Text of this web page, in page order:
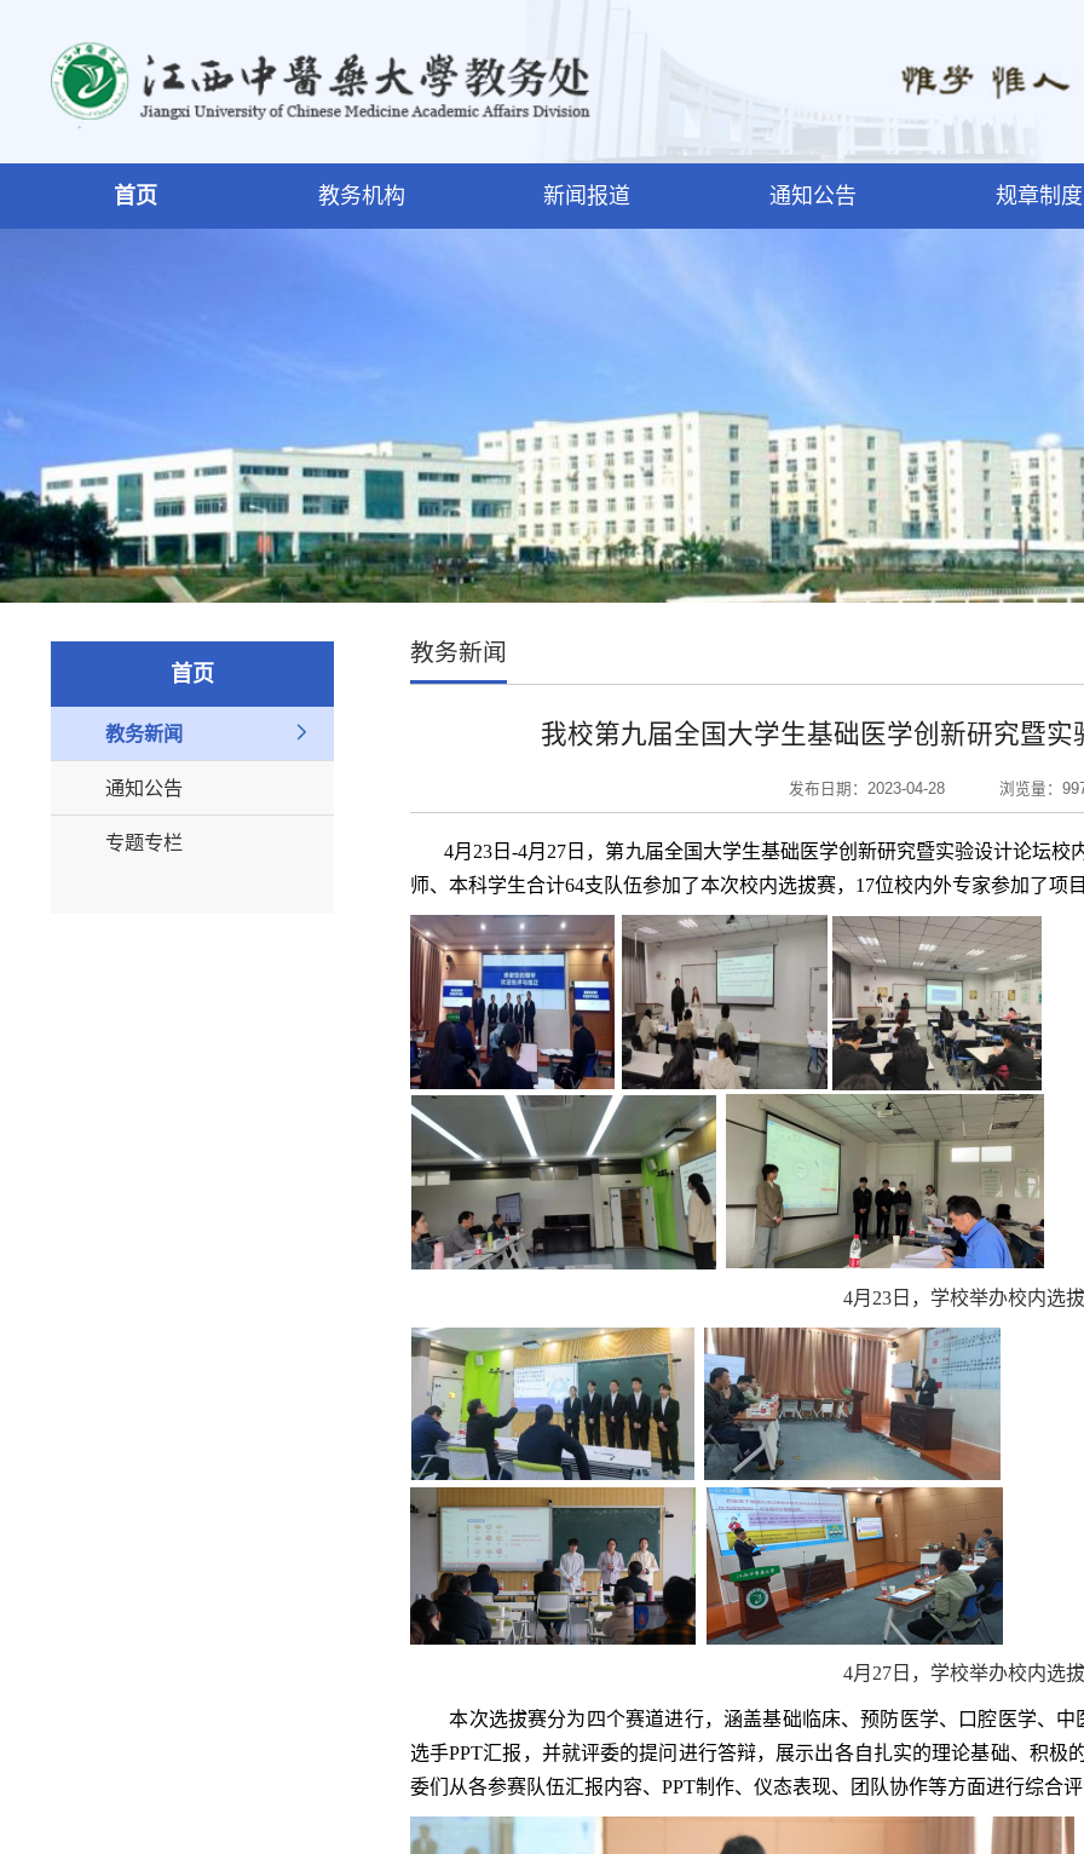
首页 教务机构 新闻报道 通知公告 规章制度
首页
教务新闻
通知公告
专题专栏
教务新闻
我校第九届全国大学生基础医学创新研究暨
发布日期：2023-04-28 浏览量：
4月23日-4月27日，第九届全国大学生基础医学创新研究暨实验设计论坛校
师、本科学生合计64支队伍参加了本次校内选拔赛，17位校内外专家参加了项
4月23日，学校举办校内选
4月27日，学校举办校内选
本次选拔赛分为四个赛道进行，涵盖基础临床、预防医学、口腔医学、中
选手PPT汇报，并就评委的提问进行答辩，展示出各自扎实的理论基础、积
委们从各参赛队伍汇报内容、PPT制作、仪态表现、团队协作等方面进行综合